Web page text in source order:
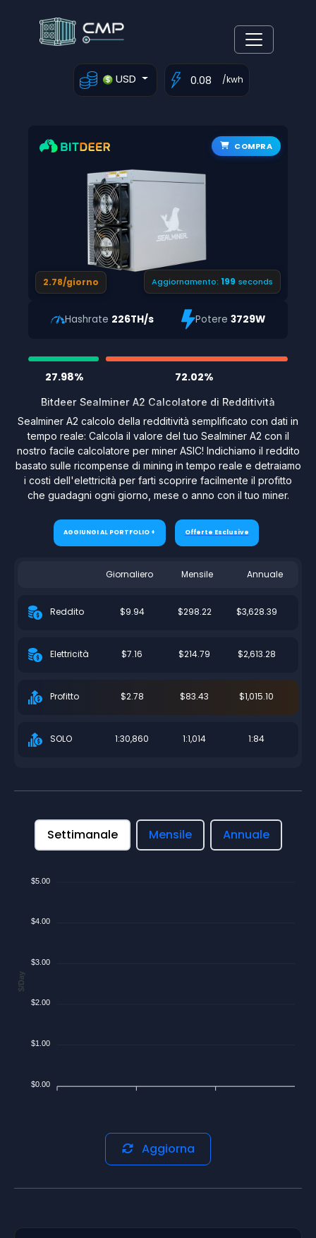
USD /kwh
COMPRA
2.78/giorno Aggiornamento: 198 seconds
Hashrate 226TH/s Potere 3729W
27.98% 72.02%
Bitdeer Sealminer A2 Calcolatore di Redditività
Sealminer A2 calcolo della redditività semplificato con dati in
tempo reale: Calcola il valore del tuo Sealminer A2 con il
nostro facile calcolatore per miner ASIC! Indichiamo il reddito
basato sulle ricompense di mining in tempo reale e detraiamo
i costi dell'elettricità per farti scoprire facilmente il profitto
che guadagni ogni giorno, mese o anno con il tuo miner.
AGGIUNGI AL PORTFOLIO + Offerte Esclusive
Giornaliero Mensile Annuale
Reddito $9.94 $298.22 $3,628.39
Elettricità $7.16 $214.79 $2,613.28
Profitto $2.78 $83.43 $1,015.10
SOLO 1:30,860 1:1,014 1:84
Settimanale Mensile Annuale
$5.00
$4.00
$3.00
$2.00
$1.00
$0.00
$/Day
Aggiorna